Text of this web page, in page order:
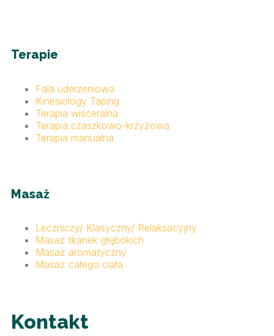
Terapie
Fala uderzeniowa
Kinesiology Taping
Terapia wisceralna
Terapia czaszkowo-krzyżowa
Terapia manualna
Masaż
Leczniczy/ Klasyczny/ Relaksacyjny
Masaż tkanek głębokich
Masaż aromatyczny
Masaż całego ciała
Kontakt